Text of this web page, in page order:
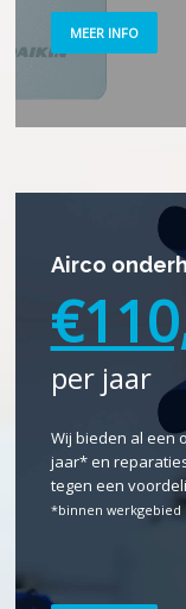
MEER INFO
Airco
per jaar
Wij bieden al een
jaar* en
tegen een
*binnen werkgebied